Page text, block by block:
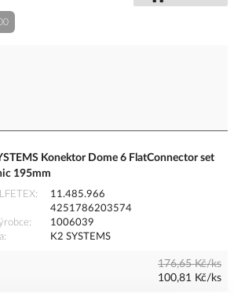
Konektor Dome 6 FlatConnector set
195mm
11.485.966
4251786203574
1006039
K2 SYSTEMS
176,65 Kč/ks
100,81 Kč/ks